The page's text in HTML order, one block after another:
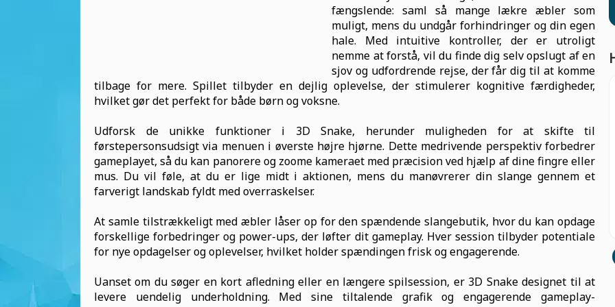
fængslende: saml så mange lækre æbler som
muligt, mens du undgår forhindringer og din egen
hale. Med intuitive kontroller, der er utroligt
nemme at forstå, vil du finde dig selv opslugt af en
sjov og udfordrende rejse, der får dig til at komme
tilbage for mere. Spillet tilbyder en dejlig oplevelse, der stimulerer kognitive færdigheder,
hvilket gør det perfekt for både børn og voksne.
Udforsk de unikke funktioner i 3D Snake, herunder muligheden for at skifte til
førstepersonsudsigt via menuen i øverste højre hjørne. Dette medrivende perspektiv forbedrer
gameplayet, så du kan panorere og zoome kameraet med præcision ved hjælp af dine fingre eller
mus. Du vil føle, at du er lige midt i aktionen, mens du manøvrerer din slange gennem et
farverigt landskab fyldt med overraskelser.
At samle tilstrækkeligt med æbler låser op for den spændende slangebutik, hvor du kan opdage
forskellige forbedringer og power-ups, der løfter dit gameplay. Hver session tilbyder potentiale
for nye opdagelser og oplevelser, hvilket holder spændingen frisk og engagerende.
Uanset om du søger en kort afledning eller en længere spilsession, er 3D Snake designet til at
levere uendelig underholdning. Med sine tiltalende grafik og engagerende gameplay-